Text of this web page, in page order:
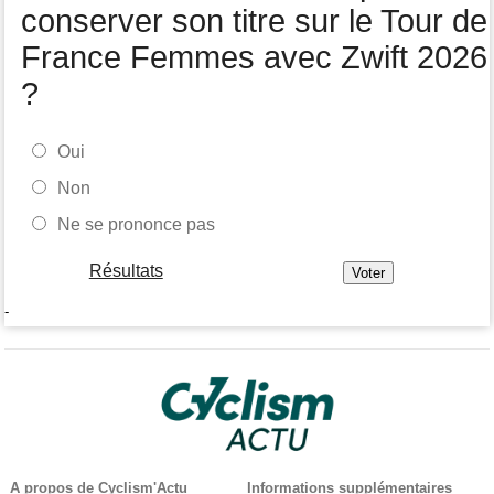
Diffusion TV... quelle heure et quelle chaîne la 5e étape ?
conserver son titre sur le Tour de
France Femmes avec Zwift 2026
?
Oui
Non
Ne se prononce pas
Résultats
-
A propos de Cyclism'Actu Informations supplémentaires